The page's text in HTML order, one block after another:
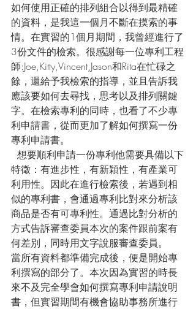
如何使用正確的排列組合以得到最精確
的資料，是我這一個月不斷在摸索的事
情。在實習的1個月期間，我曾經進行了
3份文件的檢索。很感謝每一位專利工程
師:Joe,Kitty,Vincent,Jason和Rita在忙碌之
餘，還給予我檢索的指導，並且告訴我
應該要如何去尋找，思考以及排列關鍵
字。在檢索專利的同時，也看了不少專
利申請書，從而更加了解如何撰寫一份
專利申請書。
特徵：有進步性，有新穎性，有產業可
利用性。因此在進行檢索後，若遇到相
似的專利書，會通過專利比對來分析該
商品是否有可專利性。通過比對分析的
方式告訴審查委員本次的案件跟前案有
何差別，同時用文字說服審查委員。
當所有資料都準備完成後，便是開始專
利撰寫的部分了。本次因為實習的時長
來不及完全學會如何撰寫專利申請說明
書，但實習期間有機會協助事務所進行